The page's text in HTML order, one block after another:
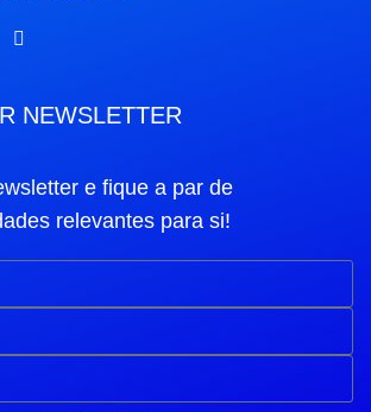
NEWSLETTER
e fique a par de
relevantes para si!